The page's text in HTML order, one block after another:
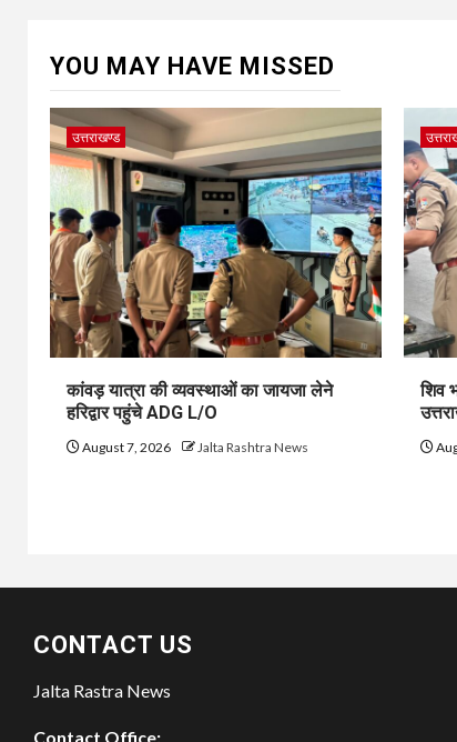
YOU MAY HAVE MISSED
उत्तराखण्ड
कांवड़ यात्रा की व्यवस्थाओं का जायजा लेने
हरिद्वार पहुंचे ADG L/O
August 7, 2026 Jalta Rashtra News
शिव
CONTACT US
Jalta Rastra News
Contact Office: